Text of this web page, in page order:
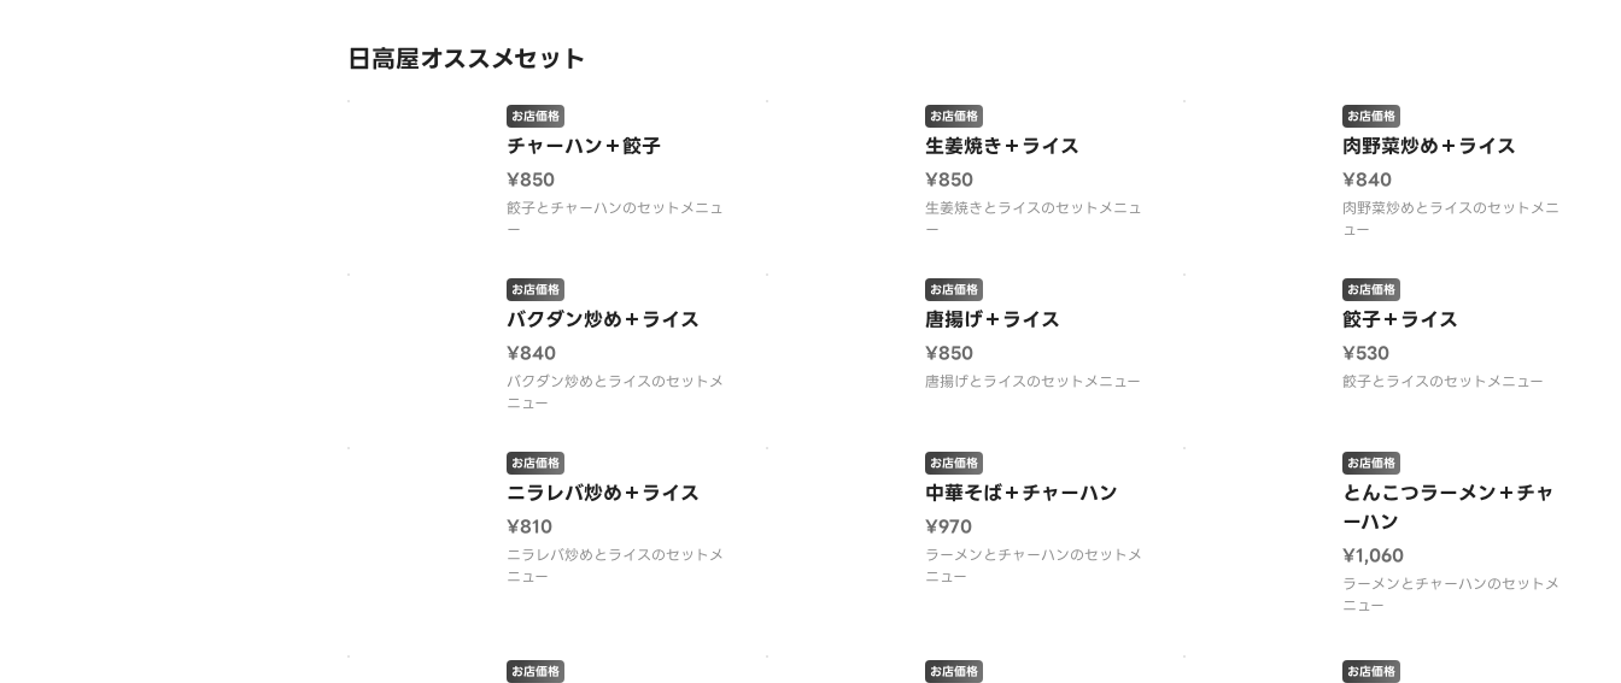
日高屋オススメセット
チャーハン＋餃子
お店価格
¥850
餃子とチャーハンのセットメニュ
ー
生姜焼き＋ライス
お店価格
¥850
生姜焼きとライスのセットメニュ
ー
肉野菜炒め＋ライス
お店価格
¥840
肉野菜炒めとライスのセットメニ
ュー
バクダン炒め＋ライス
お店価格
¥840
バクダン炒めとライスのセットメ
ニュー
唐揚げ＋ライス
お店価格
¥850
唐揚げとライスのセットメニュー
餃子＋ライス
お店価格
¥530
餃子とライスのセットメニュー
ニラレバ炒め＋ライス
お店価格
¥810
ニラレバ炒めとライスのセットメ
ニュー
中華そば＋チャーハン
お店価格
¥970
ラーメンとチャーハンのセットメ
ニュー
とんこつラーメン＋チャ
ーハン
お店価格
¥1,060
ラーメンとチャーハンのセットメ
ニュー
お店価格 お店価格 お店価格